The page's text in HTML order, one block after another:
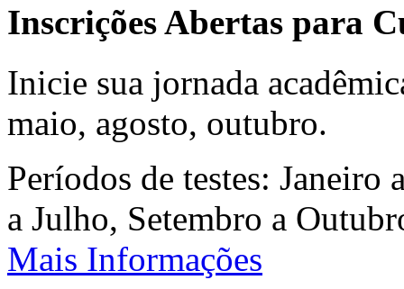
Inscrições Abertas para
Inicie sua jornada
maio, agosto, outubro.
Períodos de testes:
a Julho, Setembro a
Mais Informações